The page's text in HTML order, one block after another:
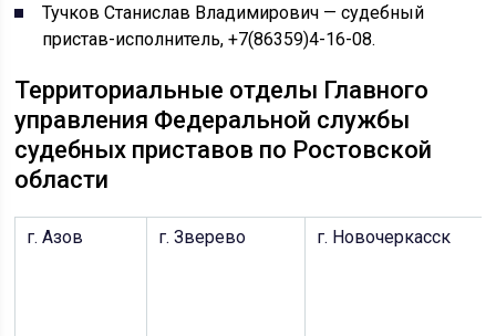
Тучков Станислав Владимирович — судебный
пристав-исполнитель, +7(86359)4-16-08.
Территориальные отделы Главного
управления Федеральной службы
судебных приставов по Ростовской
области
г. Азов г. Зверево г. Новочеркасск